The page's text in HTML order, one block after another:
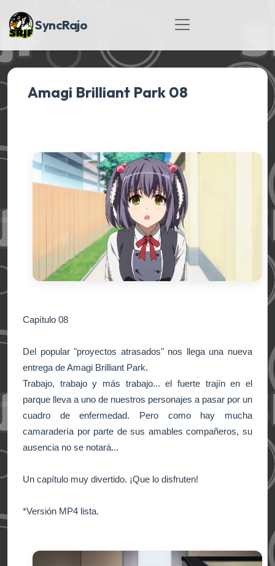
SyncRajo
Amagi Brilliant Park 08
Capítulo 08
Del popular "proyectos atrasados" nos llega una nueva
entrega de Amagi Brilliant Park.
Trabajo, trabajo y más trabajo... el fuerte trajín en el
parque lleva a uno de nuestros personajes a pasar por un
cuadro de enfermedad. Pero como hay mucha
camaradería por parte de sus amables compañeros, su
ausencia no se notará...
Un capítulo muy divertido. ¡Que lo disfruten!
*Versión MP4 lista.